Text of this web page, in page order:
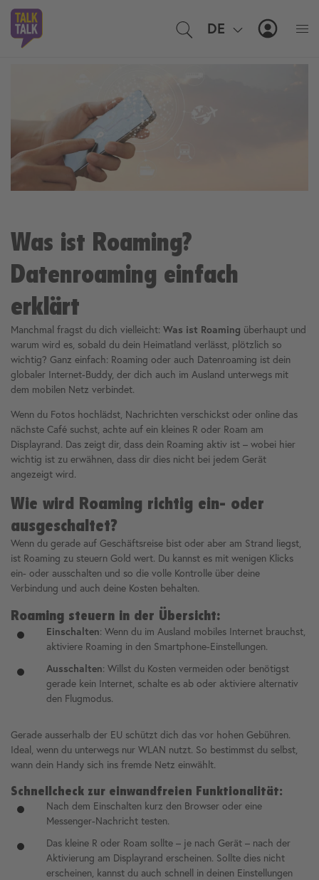
DE
EN
Was ist Roaming?
Datenroaming einfach
erklärt
Manchmal fragst du dich vielleicht: Was ist Roaming überhaupt und
warum wird es, sobald du dein Heimatland verlässt, plötzlich so
wichtig? Ganz einfach: Roaming oder auch Datenroaming ist dein
globaler Internet-Buddy, der dich auch im Ausland unterwegs mit
dem mobilen Netz verbindet.
Wenn du Fotos hochlädst, Nachrichten verschickst oder online das
nächste Café suchst, achte auf ein kleines R oder Roam am
Displayrand. Das zeigt dir, dass dein Roaming aktiv ist – wobei hier
wichtig ist zu erwähnen, dass dir dies nicht bei jedem Gerät
angezeigt wird.
Wie wird Roaming richtig ein- oder
ausgeschaltet?
Wenn du gerade auf Geschäftsreise bist oder aber am Strand liegst,
ist Roaming zu steuern Gold wert. Du kannst es mit wenigen Klicks
ein- oder ausschalten und so die volle Kontrolle über deine
Verbindung und auch deine Kosten behalten.
Roaming steuern in der Übersicht:
Einschalten: Wenn du im Ausland mobiles Internet brauchst,
aktiviere Roaming in den Smartphone-Einstellungen.
Ausschalten: Willst du Kosten vermeiden oder benötigst
gerade kein Internet, schalte es ab oder aktiviere alternativ
den Flugmodus.
Gerade ausserhalb der EU schützt dich das vor hohen Gebühren.
Ideal, wenn du unterwegs nur WLAN nutzt. So bestimmst du selbst,
wann dein Handy sich ins fremde Netz einwählt.
Schnellcheck zur einwandfreien Funktionalität:
Nach dem Einschalten kurz den Browser oder eine
Messenger-Nachricht testen.
Das kleine R oder Roam sollte – je nach Gerät – nach der
Aktivierung am Displayrand erscheinen. Sollte dies nicht
erscheinen, kannst du auch schnell in deinen Einstellungen